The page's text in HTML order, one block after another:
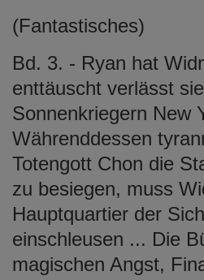
(Fantastisches)
Bd. 3. - Ryan hat
enttäuscht verlässt
Sonnenkriegern New
Währenddessen
Totengott Chon die
zu besiegen, muss
Hauptquartier der
einschleusen ... Die
magischen Angst,